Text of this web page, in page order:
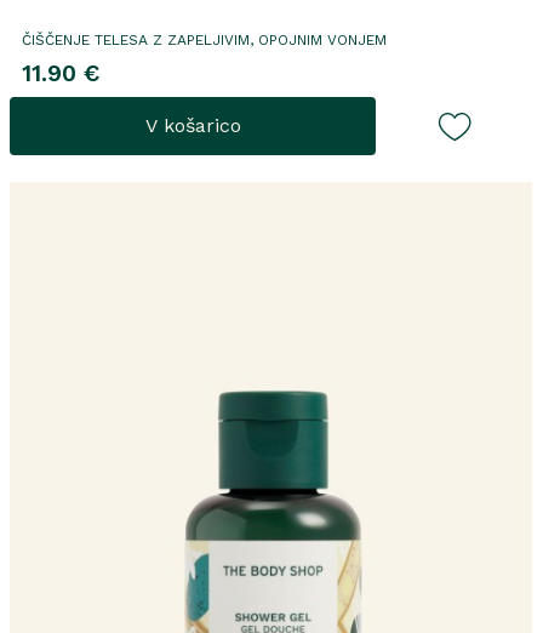
ČIŠČENJE TELESA Z ZAPELJIVIM, OPOJNIM VONJEM
11.90 €
V košarico